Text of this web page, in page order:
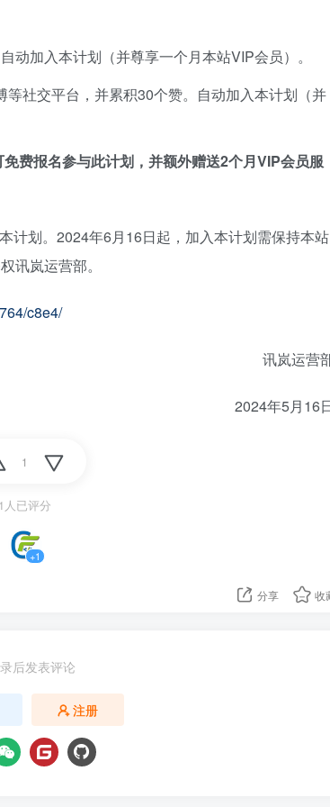
动加入本计划（并尊享一个月本站VIP会员）。
社交平台，并累积30个赞。自动加入本计划（并
费报名参与此计划，并额外赠送2个月VIP会员服
划。2024年6月16日起，加入本计划需保持本站
讯岚运营部。
c8e4/
讯岚运营
2024年5月16
1
1人已评分
+1
分享 收
后发表评论
注册